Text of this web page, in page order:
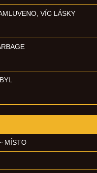
VÍC LÁSKY
MÍSTO